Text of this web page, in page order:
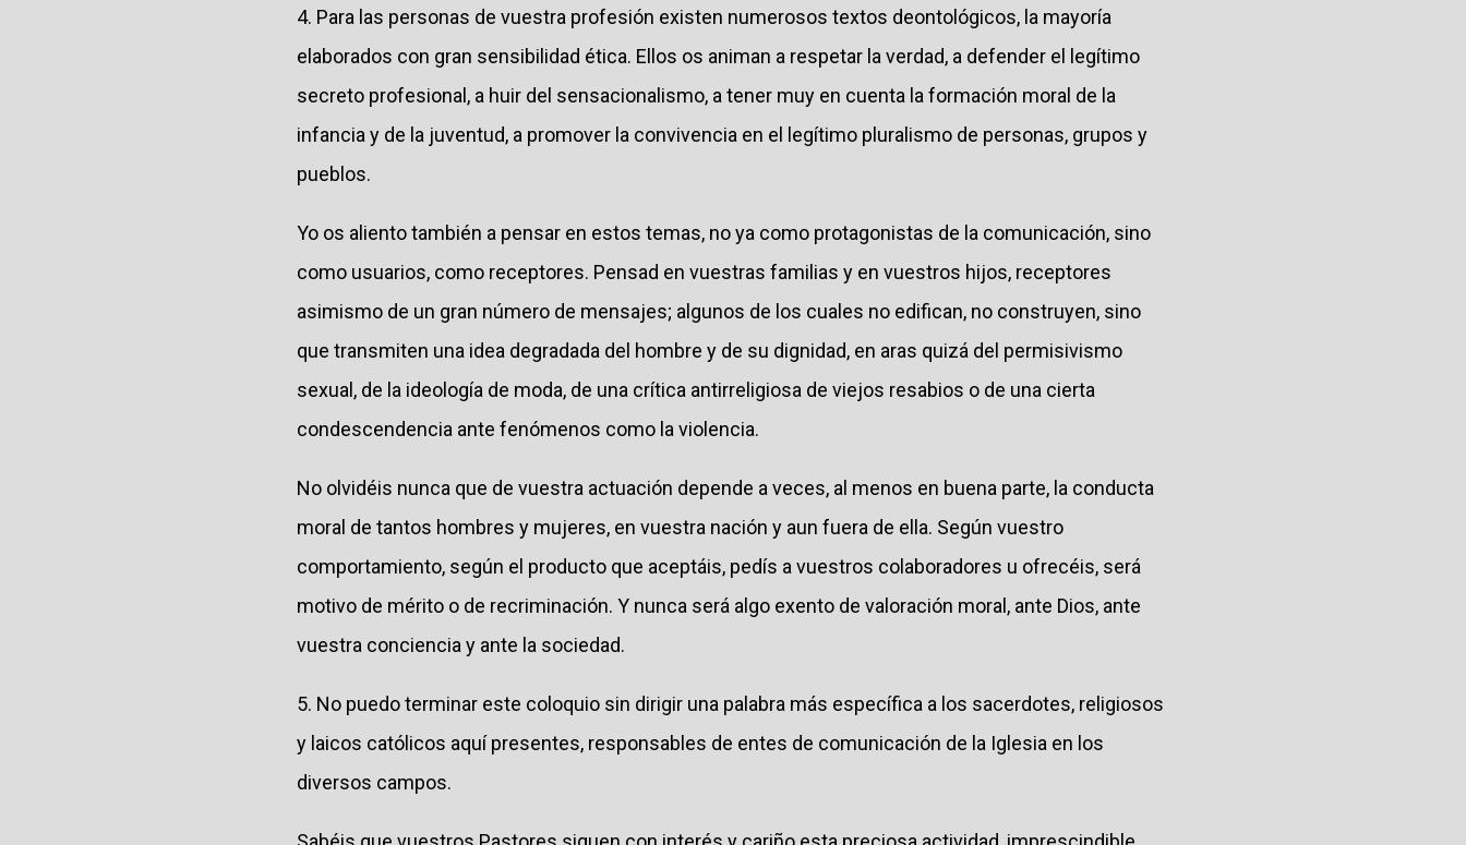
4. Para las personas de vuestra profesión existen numerosos textos deontológicos, la mayoría
elaborados con gran sensibilidad ética. Ellos os animan a respetar la verdad, a defender el legítimo
secreto profesional, a huir del sensacionalismo, a tener muy en cuenta la formación moral de la
infancia y de la juventud, a promover la convivencia en el legítimo pluralismo de personas, grupos y
pueblos.
Yo os aliento también a pensar en estos temas, no ya como protagonistas de la comunicación, sino
como usuarios, como receptores. Pensad en vuestras familias y en vuestros hijos, receptores
asimismo de un gran número de mensajes; algunos de los cuales no edifican, no construyen, sino
que transmiten una idea degradada del hombre y de su dignidad, en aras quizá del permisivismo
sexual, de la ideología de moda, de una crítica antirreligiosa de viejos resabios o de una cierta
condescendencia ante fenómenos como la violencia.
No olvidéis nunca que de vuestra actuación depende a veces, al menos en buena parte, la conducta
moral de tantos hombres y mujeres, en vuestra nación y aun fuera de ella. Según vuestro
comportamiento, según el producto que aceptáis, pedís a vuestros colaboradores u ofrecéis, será
motivo de mérito o de recriminación. Y nunca será algo exento de valoración moral, ante Dios, ante
vuestra conciencia y ante la sociedad.
5. No puedo terminar este coloquio sin dirigir una palabra más específica a los sacerdotes, religiosos
y laicos católicos aquí presentes, responsables de entes de comunicación de la Iglesia en los
diversos campos.